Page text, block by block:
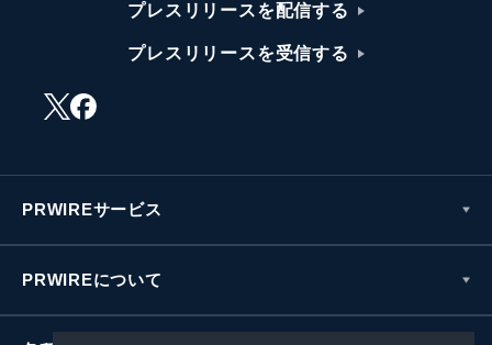
プレスリリースを配信する
プレスリリースを受信する
PRWIREサービス
PRWIREについて